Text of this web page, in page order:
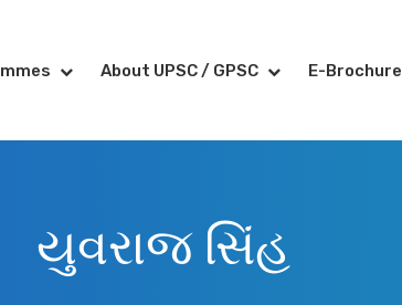
About UPSC / GPSC E-Brochure
યુવરાજ સિંહ